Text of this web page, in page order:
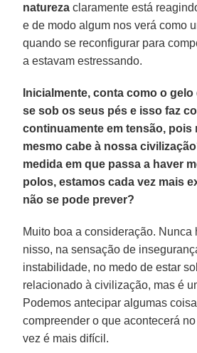
natureza claramente está
e de modo algum nos verá como
quando se reconfigurar para
a estavam estressando.
Inicialmente, conta como o
se sob os seus pés e isso faz
continuamente em tensão, pois
mesmo cabe à nossa
medida em que passa a haver
polos, estamos cada vez mais
não se pode prever?
Muito boa a consideração. Nunca
nisso, na sensação de
instabilidade, no medo de estar
relacionado à civilização, mas é
Podemos antecipar algumas
compreender o que acontecerá
vez é mais difícil.